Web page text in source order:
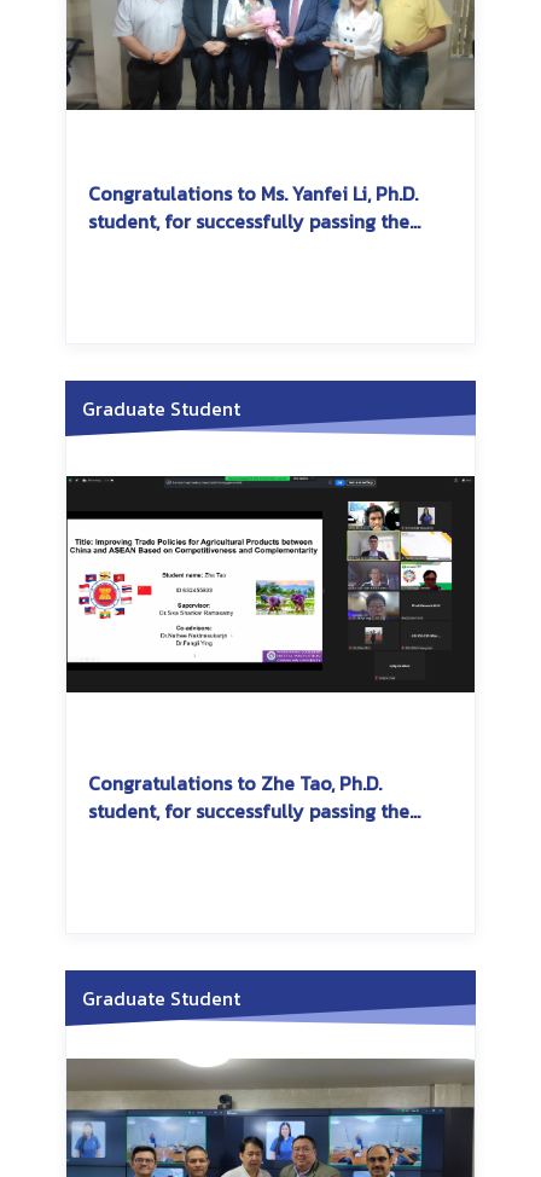
Congratulations to Ms. Yanfei Li, Ph.D.
student, for successfully passing the
Graduate Student
Congratulations to Zhe Tao, Ph.D.
student, for successfully passing the
Graduate Student